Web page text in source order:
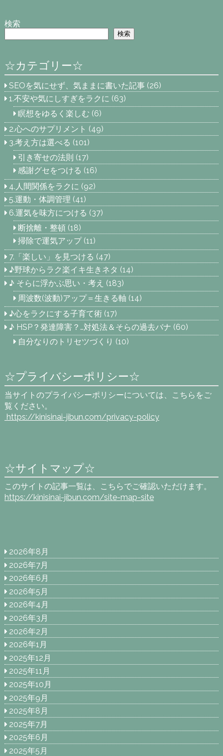
検索
検索
☆カテゴリー☆
SEOを気にせず、気ままに書いた記事 (26)
1.不安や気にしすぎをラクに (63)
瞑想をゆるく楽しむ (6)
2.心へのサプリメント (49)
3.考え方は選べる (101)
引き寄せの法則 (17)
感謝グセをつける (16)
4.人間関係をラクに (92)
5.運動・体調管理 (41)
6.運気を味方につける (37)
断捨離・整頓(18)
掃除で運気アップ(11)
7.「楽しい」を見つける (47)
♪野球からラク楽イキ生きネタ (14)
♪ そらに浮かぶ思い・考え (183)
周波数(波動)アップ＝生きる軸 (14)
♪心をラクにする子育て術 (17)
♪ HSP？発達障害？…対処法＆そらの過去バナ (60)
自分なりのトリセツづくり (10)
☆プライバシーポリシー☆
当サイトのプライバシーポリシーについては、こちらをご
覧ください。
https://kinisinai-jibun.com/privacy-policy
☆サイトマップ☆
このサイトの記事一覧は、こちらでご確認いただけます。
https://kinisinai-jibun.com/site-map-site
2026年8月
2026年7月
2026年6月
2026年5月
2026年4月
2026年3月
2026年2月
2026年1月
2025年12月
2025年11月
2025年10月
2025年9月
2025年8月
2025年7月
2025年6月
2025年5月